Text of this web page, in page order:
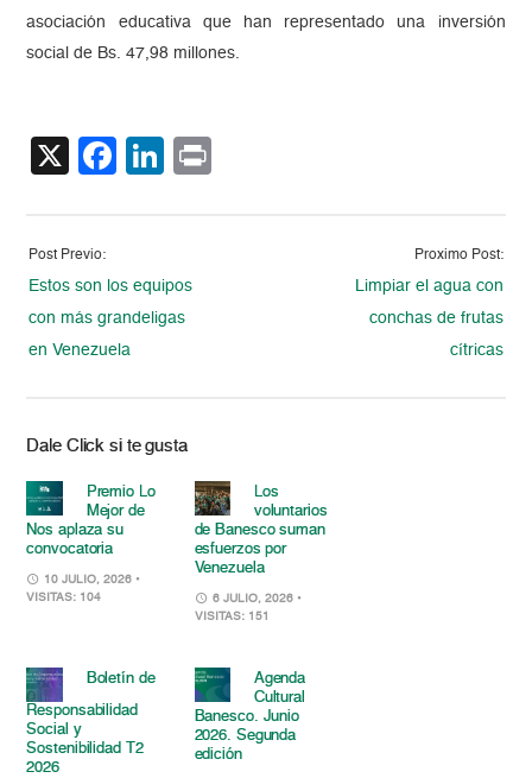
asociación educativa que han representado una inversión
social de Bs. 47,98 millones.
X Facebook
LinkedIn
Post Previo:
Estos son los equipos
con más grandeligas
en Venezuela
Proximo Post:
Limpiar el agua con
conchas de frutas
cítricas
Dale Click si te gusta
Premio Lo
Mejor de
Nos aplaza su
convocatoria
10 JULIO, 2026 •
VISITAS: 104
Los
voluntarios
de Banesco suman
esfuerzos por
Venezuela
6 JULIO, 2026 •
VISITAS: 151
Boletín de
Responsabilidad
Social y
Sostenibilidad T2
2026
Agenda
Cultural
Banesco. Junio
2026. Segunda
edición